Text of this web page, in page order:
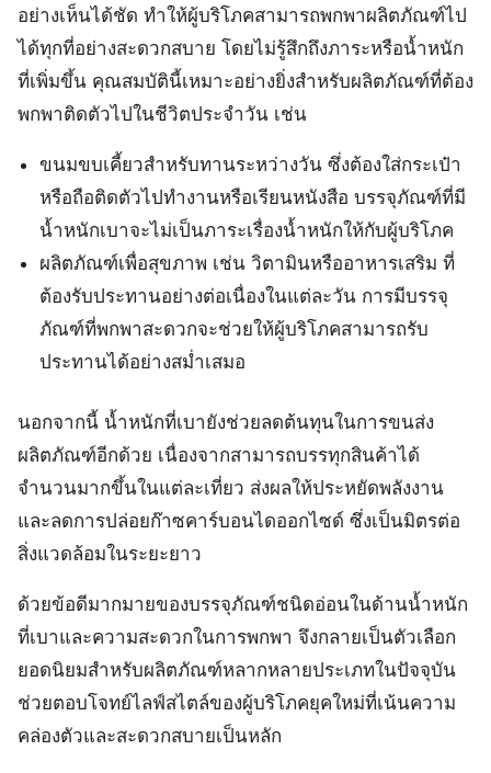
อย่างเห็นได้ชัด ทำให้ผู้บริโภคสามารถพกพาผลิตภัณฑ์ไป
ได้ทุกที่อย่างสะดวกสบาย โดยไม่รู้สึกถึงภาระหรือน้ำหนัก
ที่เพิ่มขึ้น คุณสมบัตินี้เหมาะอย่างยิ่งสำหรับผลิตภัณฑ์ที่ต้อง
พกพาติดตัวไปในชีวิตประจำวัน เช่น
ขนมขบเคี้ยวสำหรับทานระหว่างวัน ซึ่งต้องใส่กระเป๋า
หรือถือติดตัวไปทำงานหรือเรียนหนังสือ บรรจุภัณฑ์ที่มี
น้ำหนักเบาจะไม่เป็นภาระเรื่องน้ำหนักให้กับผู้บริโภค
ผลิตภัณฑ์เพื่อสุขภาพ เช่น วิตามินหรืออาหารเสริม ที่
ต้องรับประทานอย่างต่อเนื่องในแต่ละวัน การมีบรรจุ
ภัณฑ์ที่พกพาสะดวกจะช่วยให้ผู้บริโภคสามารถรับ
ประทานได้อย่างสม่ำเสมอ
นอกจากนี้ น้ำหนักที่เบายังช่วยลดต้นทุนในการขนส่ง
ผลิตภัณฑ์อีกด้วย เนื่องจากสามารถบรรทุกสินค้าได้
จำนวนมากขึ้นในแต่ละเที่ยว ส่งผลให้ประหยัดพลังงาน
และลดการปล่อยก๊าซคาร์บอนไดออกไซด์ ซึ่งเป็นมิตรต่อ
สิ่งแวดล้อมในระยะยาว
ด้วยข้อดีมากมายของบรรจุภัณฑ์ชนิดอ่อนในด้านน้ำหนัก
ที่เบาและความสะดวกในการพกพา จึงกลายเป็นตัวเลือก
ยอดนิยมสำหรับผลิตภัณฑ์หลากหลายประเภทในปัจจุบัน
ช่วยตอบโจทย์ไลฟ์สไตล์ของผู้บริโภคยุคใหม่ที่เน้นความ
คล่องตัวและสะดวกสบายเป็นหลัก